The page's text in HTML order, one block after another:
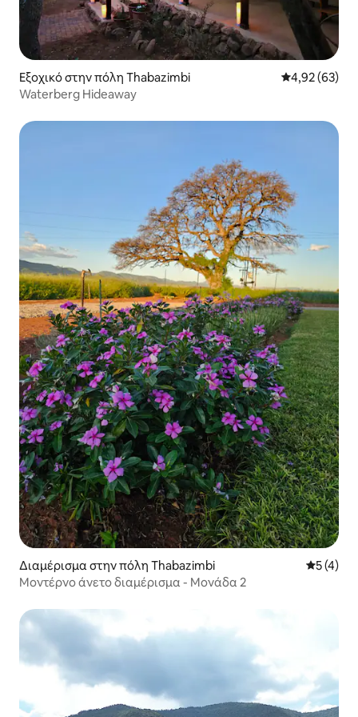
Εξοχικό στην πόλη Thabazimbi Μέση
4,92 (63)
Waterberg Hideaway
Διαμέρισμα στην πόλη Thabazimbi Μέση
5 (4)
Μοντέρνο άνετο διαμέρισμα - Μονάδα 2